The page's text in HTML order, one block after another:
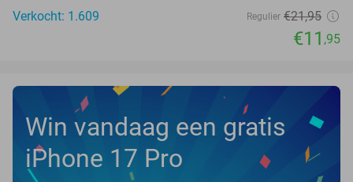
Verkocht: 1.609
Regulier €21,95
€11 ,95
Win vandaag een gratis
iPhone 17 Pro